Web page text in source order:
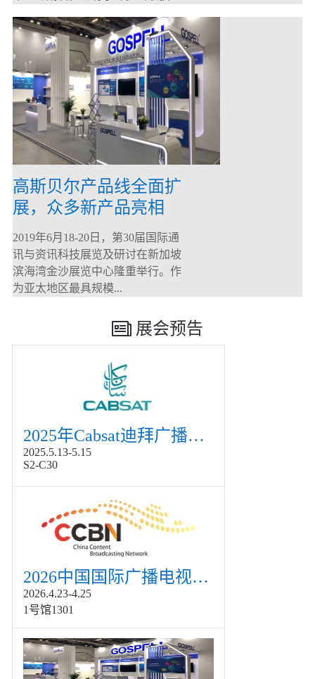
高斯贝尔产品线全面扩
展，众多新产品亮相
CommunicAsia 2019
2019年6月18-20日，第30届国际通
讯与资讯科技展览及研讨在新加坡
滨海湾金沙展览中心隆重举行。作
为亚太地区最具规模...
展会预告
2025年Cabsat迪拜广播电视展
2025.5.13-5.15
S2-C30
2026中国国际广播电视信息网络展览会展
2026.4.23-4.25
1号馆1301